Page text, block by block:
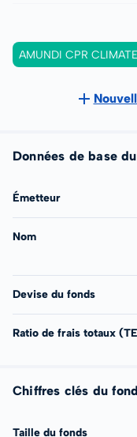
AMUNDI CPR
Données de base
Émetteur
Nom
Devise du fonds
Ratio de frais totaux
Chiffres clés du
Taille du fonds